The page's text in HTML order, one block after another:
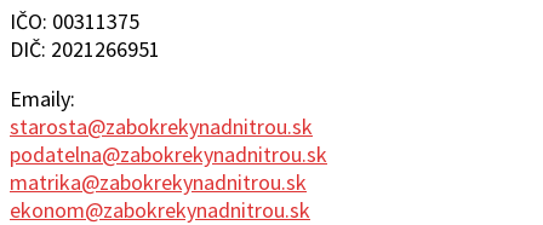
IČO: 00311375
DIČ: 2021266951
Emaily:
starosta@zabokrekynadnitrou.sk
podatelna@zabokrekynadnitrou.sk
matrika@zabokrekynadnitrou.sk
ekonom@zabokrekynadnitrou.sk